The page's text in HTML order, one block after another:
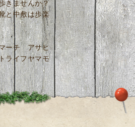
きませんか？
と中敷は歩楽
ーチ アサヒ
ライフヤマモ